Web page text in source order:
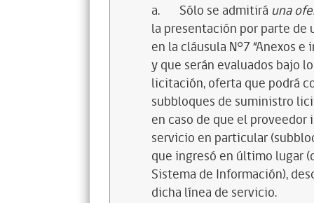
a. Sólo se admitirá una
la presentación por parte
en la cláusula N°7 “Anexos
y que serán evaluados bajo
licitación, oferta que podrá
subbloques de suministro
en caso de que el
servicio en particular
que ingresó en último lugar
Sistema de Información),
dicha línea de servicio.